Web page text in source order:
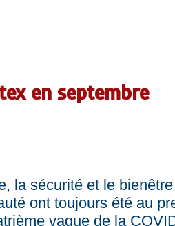
en septembre
la sécurité et le
ont toujours été au
vague de la